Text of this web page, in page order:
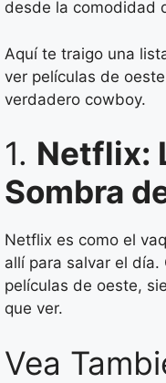
desde la comodidad
Aquí te traigo una
ver películas de
verdadero cowboy.
1. Netflix:
Sombra
Netflix es como el
allí para salvar el
películas de oeste,
que ver.
Vea